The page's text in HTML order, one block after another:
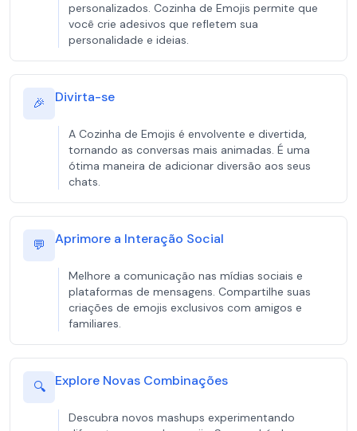
personalizados. Cozinha de Emojis permite que
você crie adesivos que refletem sua
personalidade e ideias.
🎉 Divirta-se
A Cozinha de Emojis é envolvente e divertida,
tornando as conversas mais animadas. É uma
ótima maneira de adicionar diversão aos seus
chats.
💬 Aprimore a Interação Social
Melhore a comunicação nas mídias sociais e
plataformas de mensagens. Compartilhe suas
criações de emojis exclusivos com amigos e
familiares.
🔍 Explore Novas Combinações
Descubra novos mashups experimentando